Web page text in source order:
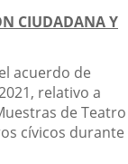
CIUDADANA Y
acuerdo de
relativo a
de Teatro
cívicos durante